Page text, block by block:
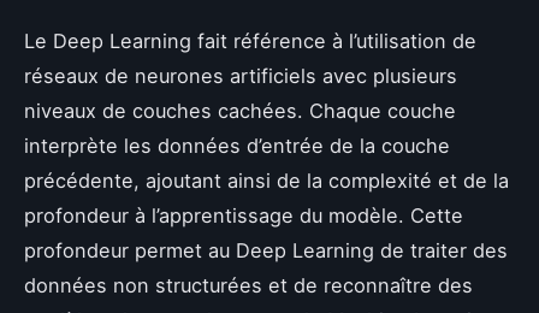
Le Deep Learning fait référence à l’utilisation de
réseaux de neurones artificiels avec plusieurs
niveaux de couches cachées. Chaque couche
interprète les données d’entrée de la couche
précédente, ajoutant ainsi de la complexité et de la
profondeur à l’apprentissage du modèle. Cette
profondeur permet au Deep Learning de traiter des
données non structurées et de reconnaître des